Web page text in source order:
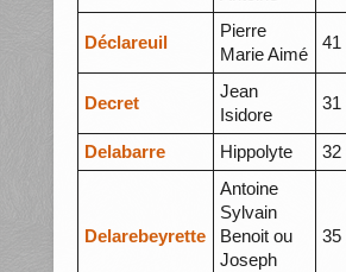
Déclareuil
Pierre
Marie Aimé
41
Decret
Jean
Isidore
31
Delabarre Hippolyte 32
Delarebeyrette
Antoine
Sylvain
Benoit ou
Joseph
35